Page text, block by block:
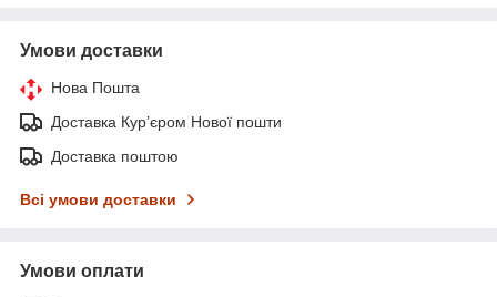
Умови доставки
Нова Пошта
Доставка Курʼєром Нової пошти
Доставка поштою
Всі умови доставки
Умови оплати